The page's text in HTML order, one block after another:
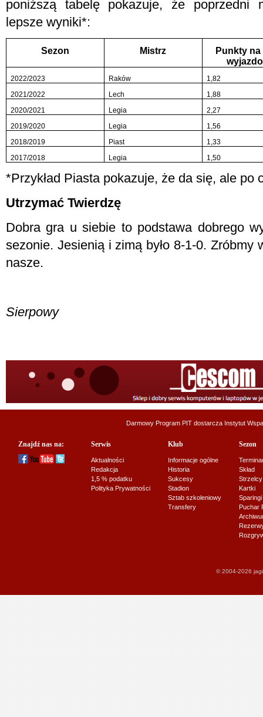
poniższą tabelę pokazuje, że poprzedni
lepsze wyniki*:
Sezon Mistrz
Punkty na
2022/2023 Raków
1,82
2021/2022
Lech
1,88
2020/2021
Legia
2,27
2019/2020
Legia
1,56
2018/2019
Piast
1,33
2017/2018
Legia 1,50
*Przykład Piasta pokazuje, że da się, ale po
Utrzymać Twierdzę
Dobra gra u siebie to podstawa dobrego
sezonie. Jesienią i zimą było 8-1-0. Zróbmy
nasze.
Sierpowy
Darmowy Program PIT dostarcza Instytut
Znajdź nas na: Serwis
Aktualności
Redakcja
1,5 % podatku
Polityka Prywatności
Klub
Informacje ogólne
Historia
Sukcesy
Stadion
Sztab szkoleniowy
Transfery
Sezon
Skład
Strzelcy
Kartki
Sparingi
Puchar
© 2004-2026